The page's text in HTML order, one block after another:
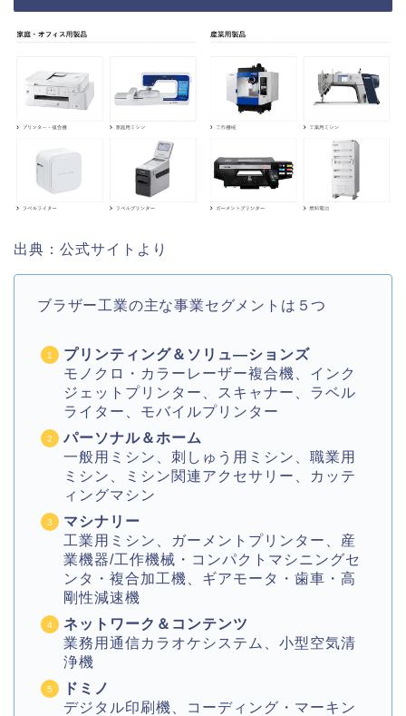
出典：公式サイトより
ブラザー工業の主な事業セグメントは５つ
プリンティング＆ソリュ―ションズ
モノクロ・カラーレーザー複合機、インク
ジェットプリンター、スキャナー、ラベル
ライター、モバイルプリンター
パーソナル＆ホーム
一般用ミシン、刺しゅう用ミシン、職業用
ミシン、ミシン関連アクセサリー、カッテ
ィングマシン
マシナリー
工業用ミシン、ガーメントプリンター、産
業機器/工作機械・コンパクトマシニングセ
ンタ・複合加工機、ギアモータ・歯車・高
剛性減速機
ネットワーク＆コンテンツ
業務用通信カラオケシステム、小型空気清
浄機
ドミノ
デジタル印刷機、コーディング・マーキン